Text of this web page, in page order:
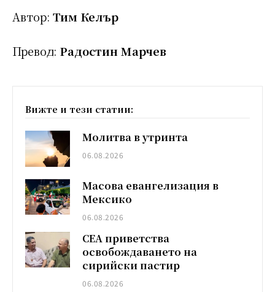
Автор: Тим Келър
Превод: Радостин Марчев
Вижте и тези статии:
Молитва в утринта
06.08.2026
Масова евангелизация в
Мексико
06.08.2026
СЕА приветства
освобождаването на
сирийски пастир
06.08.2026